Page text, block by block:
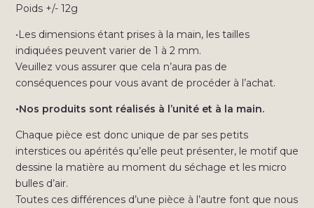
Poids +/- 12g
•Les dimensions étant prises à la main, les tailles
indiquées peuvent varier de 1 à 2 mm.
Veuillez vous assurer que cela n’aura pas de
conséquences pour vous avant de procéder à l’achat.
•Nos produits sont réalisés à l’unité et à la main.
Chaque pièce est donc unique de par ses petits
interstices ou apérités qu’elle peut présenter, le motif que
dessine la matière au moment du séchage et les micro
bulles d’air.
Toutes ces différences d’une pièce à l’autre font que nous